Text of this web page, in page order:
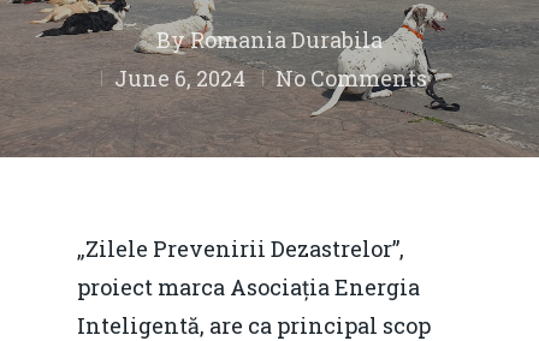
ByRomania Durabila
June 6, 2024
No Comments
„Zilele Prevenirii Dezastrelor”,
proiect marca Asociația Energia
Inteligentă, are ca principal scop